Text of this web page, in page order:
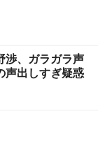
渉、ガラガラ声
出しすぎ疑惑